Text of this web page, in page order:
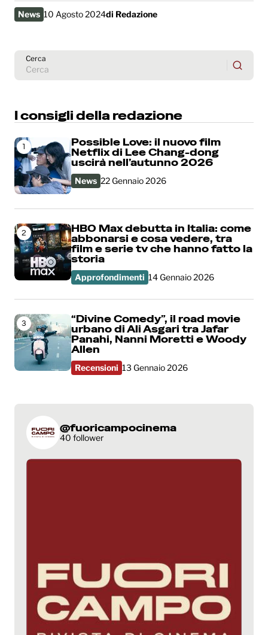
News 10 Agosto 2024di Redazione
Cerca
I consigli della redazione
1
Possible Love: il nuovo film
Netflix di Lee Chang-dong
uscirà nell’autunno 2026
News 22 Gennaio 2026
2
HBO Max debutta in Italia: come
abbonarsi e cosa vedere, tra
film e serie tv che hanno fatto la
storia
Approfondimenti 14 Gennaio 2026
3
“Divine Comedy”, il road movie
urbano di Ali Asgari tra Jafar
Panahi, Nanni Moretti e Woody
Allen
Recensioni 13 Gennaio 2026
@fuoricampocinema
40 follower